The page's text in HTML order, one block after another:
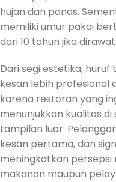
hujan dan panas.
memiliki umur pakai
dari 10 tahun jika
Dari segi estetika,
kesan lebih profesional
karena restoran yang
menunjukkan kualitas
tampilan luar.
kesan pertama, dan
meningkatkan
makanan maupun